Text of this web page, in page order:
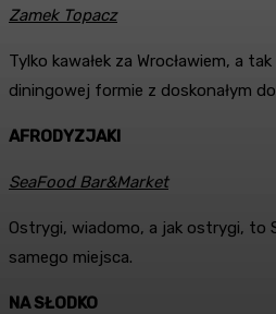
Zamek Topacz
Tylko kawałek za Wrocławiem, a
diningowej formie z doskonałym
AFRODYZJAKI
SeaFood Bar&Market
Ostrygi, wiadomo, a jak ostrygi, to
samego miejsca.
NA SŁODKO